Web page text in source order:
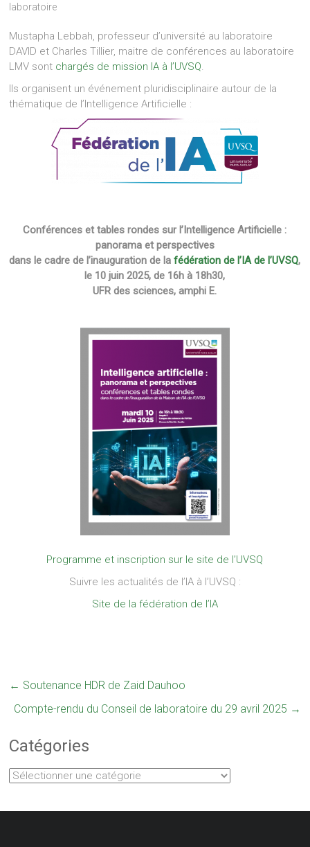
laboratoire
Mustapha Lebbah, professeur d’université au laboratoire
DAVID et Charles Tillier, maitre de conférences au laboratoire
LMV sont chargés de mission IA à l’UVSQ.
Ils organisent un événement pluridisciplinaire autour de la
thématique de l’Intelligence Artificielle :
Conférences et tables rondes sur l’Intelligence Artificielle :
panorama et perspectives
dans le cadre de l’inauguration de lafédération de l’IA de l’UVSQ,
le 10 juin 2025, de 16h à 18h30,
UFR des sciences, amphi E.
Programme et inscription sur le site de l’UVSQ
Suivre les actualités de l’IA à l’UVSQ :
Site de la fédération de l’IA
← Soutenance HDR de Zaid Dauhoo
Compte-rendu du Conseil de laboratoire du 29 avril 2025 →
Catégories
Catégories